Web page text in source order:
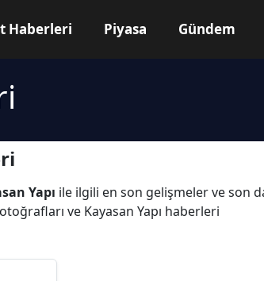
Haberleri Piyasa Gündem
Yapı ile ilgili en son gelişmeler ve son
ve Kayasan Yapı haberleri